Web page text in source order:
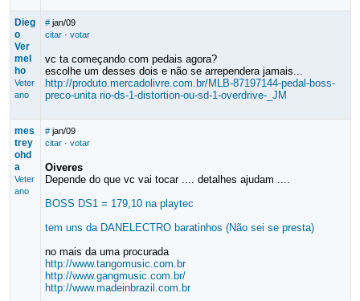
Dieg
o
Ver
mel
ho
Veter
ano
# jan/09
citar· votar
vc ta começando com pedais agora?
escolhe um desses dois e não se arrependera jamais...
http://produto.mercadolivre.com.br/MLB-87197144-pedal-boss-
preco-unita rio-ds-1-distortion-ou-sd-1-overdrive-_JM
mes
trey
ohd
a
Veter
ano
# jan/09
citar· votar
Oiveres
Depende do que vc vai tocar .... detalhes ajudam ....
BOSS DS1 = 179,10 na playtec
tem uns da DANELECTRO baratinhos (Não sei se presta)
no mais da uma procurada
http://www.tangomusic.com.br
http://www.gangmusic.com.br/
http://www.madeinbrazil.com.br